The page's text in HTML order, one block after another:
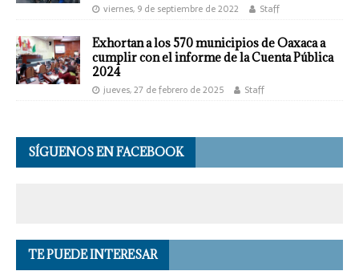
viernes, 9 de septiembre de 2022 Staff
Exhortan a los 570 municipios de Oaxaca a
cumplir con el informe de la Cuenta Pública
2024
jueves, 27 de febrero de 2025 Staff
SÍGUENOS EN FACEBOOK
TE PUEDE INTERESAR